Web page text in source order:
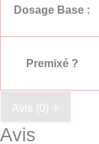
Dosage Base :
Premixé ?
Avis (0)
Avis